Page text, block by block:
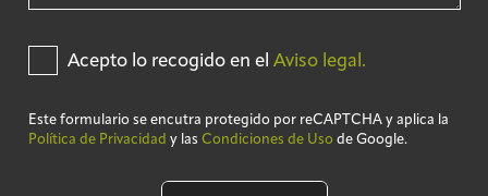
Acepto lo recogido en el Aviso legal.
Este formulario se encutra protegido por reCAPTCHA y aplica la
Política de Privacidad y las Condiciones de Uso de Google.